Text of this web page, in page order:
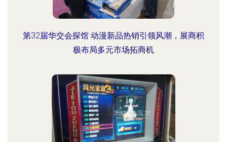
第32届华交会探馆 动漫新品热销引领风潮，展商积
极布局多元市场拓商机